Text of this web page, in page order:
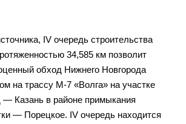
IV очередь строительства
34,585 км позволит
обход Нижнего Новгорода
на трассу М-7 «Волга» на участке
Казань в районе примыкания
— Порецкое. IV очередь находится